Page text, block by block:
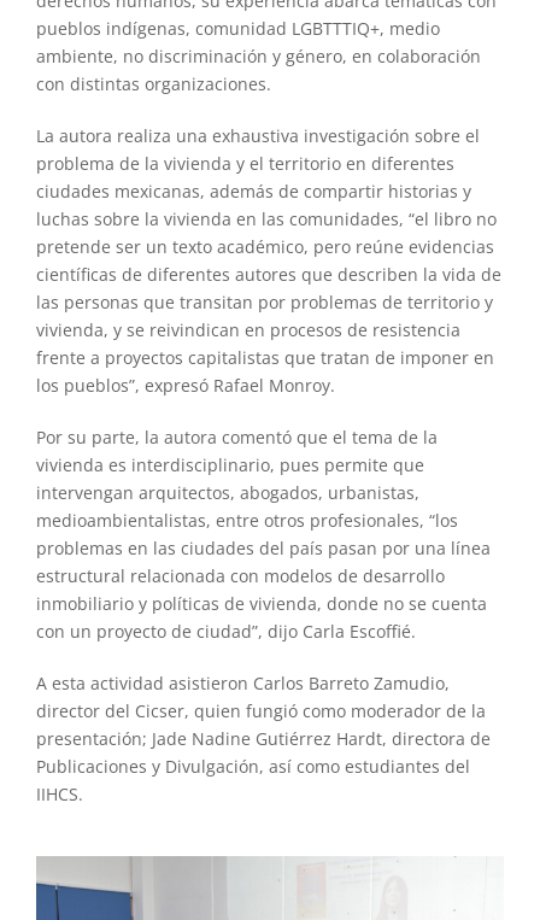
pueblos indígenas, comunidad LGBTTTIQ+, medio
ambiente, no discriminación y género, en colaboración
con distintas organizaciones.
La autora realiza una exhaustiva investigación sobre el
problema de la vivienda y el territorio en diferentes
ciudades mexicanas, además de compartir historias y
luchas sobre la vivienda en las comunidades, “el libro no
pretende ser un texto académico, pero reúne evidencias
científicas de diferentes autores que describen la vida de
las personas que transitan por problemas de territorio y
vivienda, y se reivindican en procesos de resistencia
frente a proyectos capitalistas que tratan de imponer en
los pueblos”, expresó Rafael Monroy.
Por su parte, la autora comentó que el tema de la
vivienda es interdisciplinario, pues permite que
intervengan arquitectos, abogados, urbanistas,
medioambientalistas, entre otros profesionales, “los
problemas en las ciudades del país pasan por una línea
estructural relacionada con modelos de desarrollo
inmobiliario y políticas de vivienda, donde no se cuenta
con un proyecto de ciudad”, dijo Carla Escoffié.
A esta actividad asistieron Carlos Barreto Zamudio,
director del Cicser, quien fungió como moderador de la
presentación; Jade Nadine Gutiérrez Hardt, directora de
Publicaciones y Divulgación, así como estudiantes del
IIHCS.